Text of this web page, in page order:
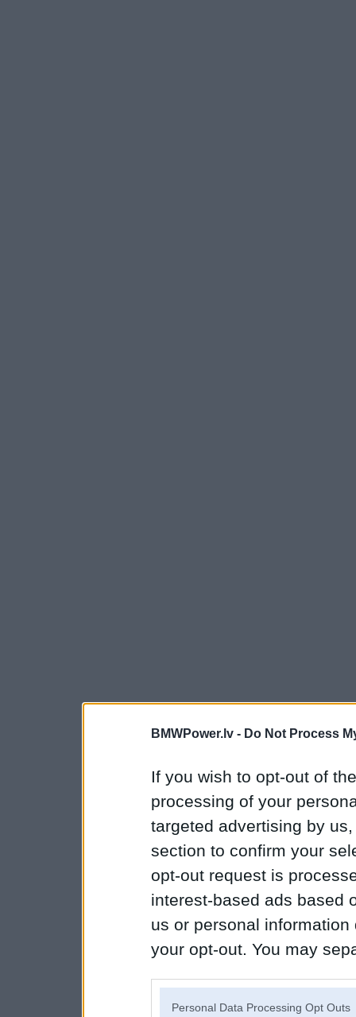
BMWPower.lv - Do Not Process
If you wish to opt-out of
processing of your
targeted advertising by
section to confirm your
opt-out request is
interest-based ads based
us or personal
your opt-out. You may
Personal Data Processing Opt Outs